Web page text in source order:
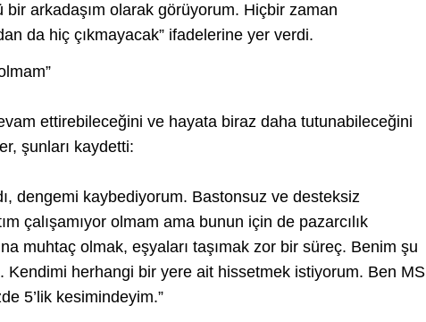
bir arkadaşım olarak görüyorum. Hiçbir zaman
da hiç çıkmayacak” ifadelerine yer verdi.
ettirebileceğini ve hayata biraz daha tutunabileceğini
şunları kaydetti:
dengemi kaybediyorum. Bastonsuz ve desteksiz
çalışamıyor olmam ama bunun için de pazarcılık
muhtaç olmak, eşyaları taşımak zor bir süreç. Benim şu
Kendimi herhangi bir yere ait hissetmek istiyorum. Ben MS
5’lik kesimindeyim.”